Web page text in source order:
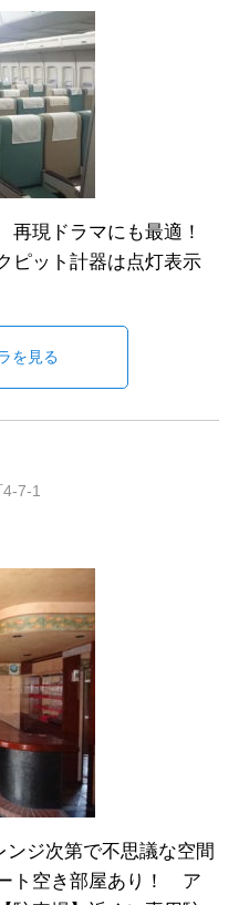
再現ドラマにも最適！
ピット計器は点灯表示
を見る
4-7-1
ジ次第で不思議な空間
ト空き部屋あり！ ア